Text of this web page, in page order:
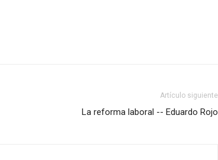
Artículo siguiente
La reforma laboral -- Eduardo Rojo